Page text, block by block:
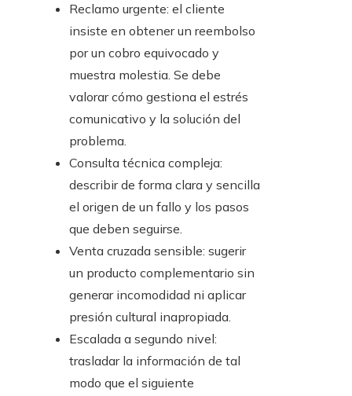
Reclamo urgente: el cliente
insiste en obtener un reembolso
por un cobro equivocado y
muestra molestia. Se debe
valorar cómo gestiona el estrés
comunicativo y la solución del
problema.
Consulta técnica compleja:
describir de forma clara y sencilla
el origen de un fallo y los pasos
que deben seguirse.
Venta cruzada sensible: sugerir
un producto complementario sin
generar incomodidad ni aplicar
presión cultural inapropiada.
Escalada a segundo nivel:
trasladar la información de tal
modo que el siguiente